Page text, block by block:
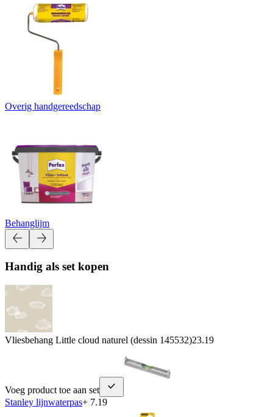
Overig handgereedschap
Behanglijm
Handig als set kopen
Vliesbehang Little cloud naturel (dessin 145532)23.19
Voeg product toe aan set
Stanley lijnwaterpas+ 7.19